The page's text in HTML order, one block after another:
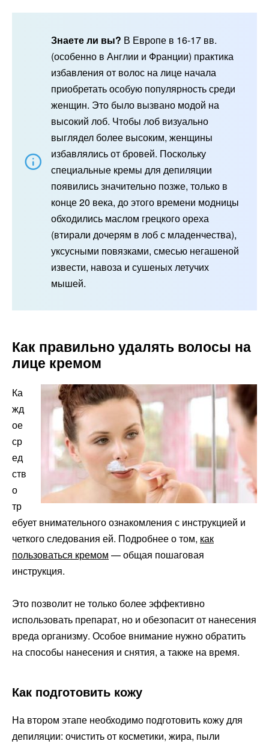
Знаете ли вы? В Европе в 16-17 вв.
(особенно в Англии и Франции) практика
избавления от волос на лице начала
приобретать особую популярность среди
женщин. Это было вызвано модой на
высокий лоб. Чтобы лоб визуально
выглядел более высоким, женщины
избавлялись от бровей. Поскольку
специальные кремы для депиляции
появились значительно позже, только в
конце 20 века, до этого времени модницы
обходились маслом грецкого ореха
(втирали дочерям в лоб с младенчества),
уксусными повязками, смесью негашеной
извести, навоза и сушеных летучих
мышей.
Как правильно удалять волосы на
лице кремом
Ка
жд
ое
ср
ед
ств
о
тр
ебует внимательного ознакомления с инструкцией и
четкого следования ей. Подробнее о том, как
пользоваться кремом — общая пошаговая
инструкция.
Это позволит не только более эффективно
использовать препарат, но и обезопасит от нанесения
вреда организму. Особое внимание нужно обратить
на способы нанесения и снятия, а также на время.
Как подготовить кожу
На втором этапе необходимо подготовить кожу для
депиляции: очистить от косметики, жира, пыли